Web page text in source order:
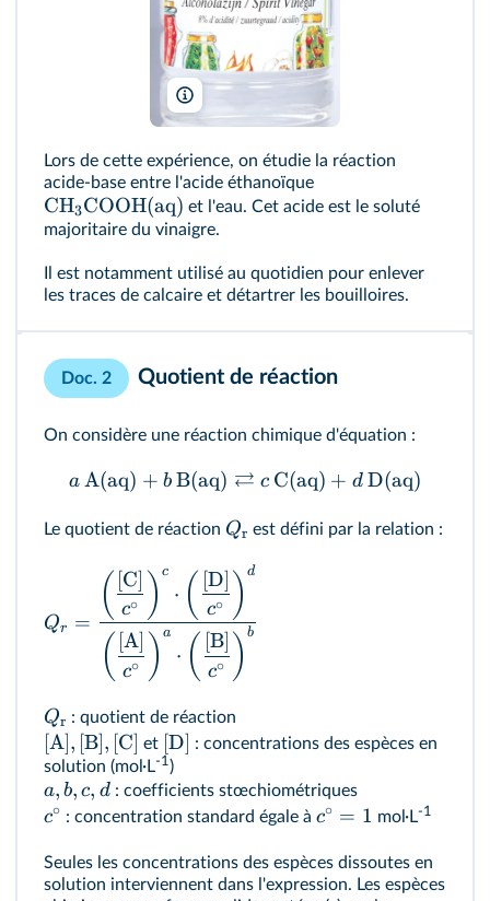
Lors de cette expérience, on étudie la réaction
acide‑base entre l'acide éthanoïque
CH3COOH(aq) et l'eau. Cet acide est le soluté
majoritaire du vinaigre.
Il est notamment utilisé au quotidien pour enlever
les traces de calcaire et détartrer les bouilloires.
Doc. 2 Quotient de réaction
On considère une réaction chimique d'équation :
a A(aq) + b B(aq) ⇄ c C(aq) + d D(aq)
Le quotient de réaction Qr est défini par la relation :
Qr =
( c∘
[A] ) a
⋅ ( c∘
[B] ) b
( c∘
[C] ) c
⋅ ( c∘
[D] ) d
Qr : quotient de réaction
[A], [B], [C] et [D] : concentrations des espèces en
solution (mol·L-1 )
a, b, c, d: coefficients stœchiométriques
c∘ : concentration standard égale à c∘ = 1 mol·L-1
Seules les concentrations des espèces dissoutes en
solution interviennent dans l'expression. Les espèces